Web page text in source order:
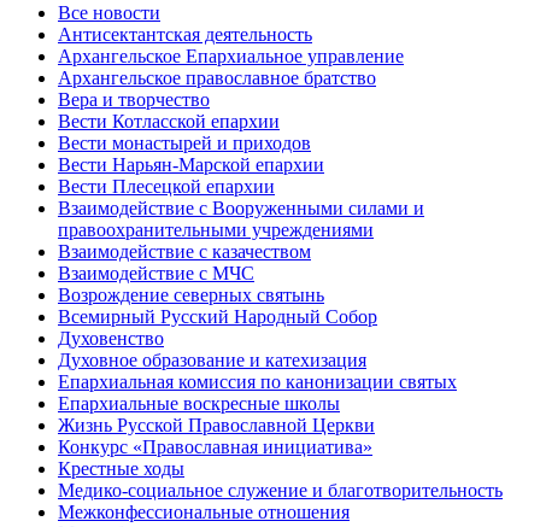
Все новости
Антисектантская деятельность
Архангельское Епархиальное управление
Архангельское православное братство
Вера и творчество
Вести Котласской епархии
Вести монастырей и приходов
Вести Нарьян-Марской епархии
Вести Плесецкой епархии
Взаимодействие с Вооруженными силами и
правоохранительными учреждениями
Взаимодействие с казачеством
Взаимодействие с МЧС
Возрождение северных святынь
Всемирный Русский Народный Собор
Духовенство
Духовное образование и катехизация
Епархиальная комиссия по канонизации святых
Епархиальные воскресные школы
Жизнь Русской Православной Церкви
Конкурс «Православная инициатива»
Крестные ходы
Медико-социальное служение и благотворительность
Межконфессиональные отношения